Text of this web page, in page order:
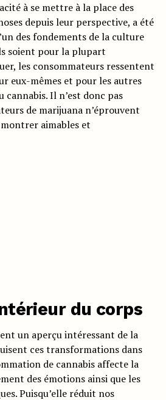
à se mettre à la place des
depuis leur perspective, a été
des fondements de la culture
soient pour la plupart
les consommateurs ressentent
eux-mêmes et pour les autres
cannabis. Il n’est donc pas
de marijuana n’éprouvent
aimables et
du corps
un aperçu intéressant de la
ces transformations dans
de cannabis affecte la
des émotions ainsi que les
Puisqu’elle réduit nos